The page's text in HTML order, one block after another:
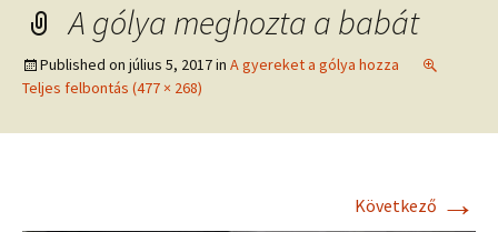
A gólya meghozta a babát
Published on július 5, 2017in A gyereket a gólya hozza
Teljes felbontás (477 × 268)
Következő →